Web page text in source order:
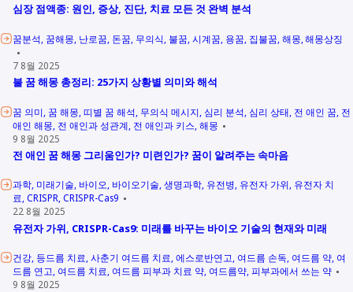
심장 점액종: 원인, 증상, 진단, 치료 모든 것 완벽 분석
꿈분석 꿈해몽 난로꿈 돈꿈 무의식 불꿈 시계꿈 용꿈 집불꿈 해몽 해몽상징
7 8월 2025
불 꿈 해몽 총정리: 25가지 상황별 의미와 해석
꿈 의미 꿈 해몽 띠별 꿈 해석 무의식 메시지 심리 분석 심리 상태 전 애인 꿈 전
애인 해몽 전 애인과 성관계 전 애인과 키스 해몽
9 8월 2025
전 애인 꿈 해몽 그리움인가? 미련인가? 꿈이 알려주는 속마음
과학 미래기술 바이오 바이오기술 생명과학 유전병 유전자 가위 유전자 치
료 CRISPR CRISPR-Cas9
22 8월 2025
유전자 가위, CRISPR-Cas9: 미래를 바꾸는 바이오 기술의 현재와 미래
건강 등드름 치료 사춘기 여드름 치료 에스로반연고 여드름 손독 여드름 약 여
드름 연고 여드름 치료 여드름 피부과 치료 약 여드름약 피부과에서 쓰는 약
9 8월 2025